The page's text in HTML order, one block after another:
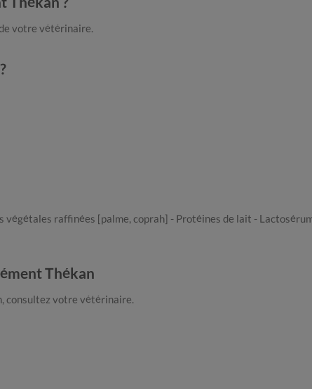
votre vétérinaire.
raffinées [palme, coprah] - Protéines de lait -
Thékan
consultez votre vétérinaire.